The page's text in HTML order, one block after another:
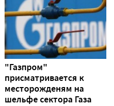
"Газпром"
присматривается к
месторожденям на
шельфе сектора Газа